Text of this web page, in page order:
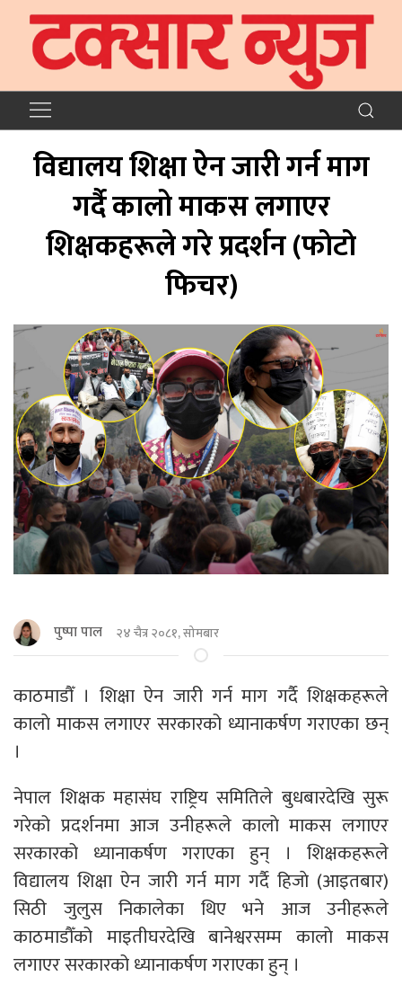
विद्यालय शिक्षा ऐन जारी गर्न माग
गर्दै कालो माकस लगाएर
शिक्षकहरूले गरे प्रदर्शन (फाेटाे
फिचर)
पुष्पा पाल २४ चैत्र २०८१, सोमबार
काठमाडौँ । शिक्षा ऐन जारी गर्न माग गर्दै शिक्षकहरूले
कालाे माकस लगाएर सरकारको ध्यानाकर्षण गराएका छन्
।
नेपाल शिक्षक महासंघ राष्ट्रिय समितिले बुधबारदेखि सुरू
गरेको प्रदर्शनमा आज उनीहरूले कालाे माकस लगाएर
सरकारको ध्यानाकर्षण गराएका हुन् । शिक्षकहरूले
विद्यालय शिक्षा ऐन जारी गर्न माग गर्दै हिजाे (आइतबार)
सिठी जुलुस निकालेका थिए भने आज उनीहरूले
काठमाडौँको माइतीघरदेखि बानेश्वरसम्म कालाे माकस
लगाएर सरकारको ध्यानाकर्षण गराएका हुन् ।